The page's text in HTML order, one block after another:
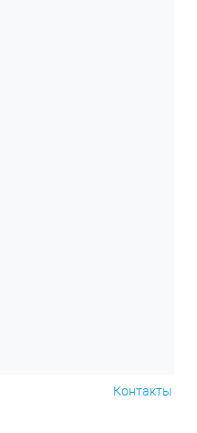
Контакты